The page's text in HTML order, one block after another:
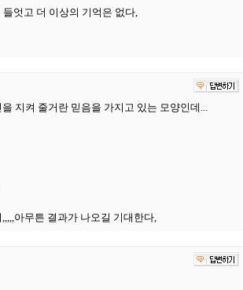
엇고 더 이상의 기억은 없다,
지켜 줄거란 믿음을 가지고 있는 모양인데...
아무튼 결과가 나오길 기대한다,